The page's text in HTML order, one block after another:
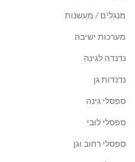
מנגלים / מעשנות
מערכות ישיבה
נדנדה לגינה
נדנדות גן
ספסלי גינה
ספסלי לובי
ספסלי רחוב וגן